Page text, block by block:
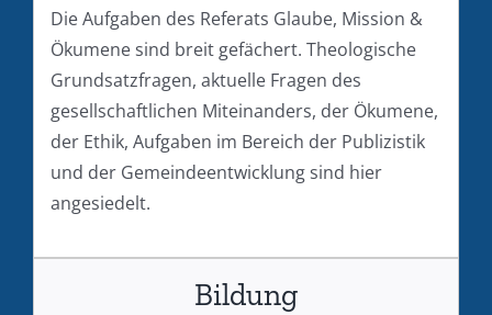
Die Aufgaben des Referats Glaube, Mission &
Ökumene sind breit gefächert. Theologische
Grundsatzfragen, aktuelle Fragen des
gesellschaftlichen Miteinanders, der Ökumene,
der Ethik, Aufgaben im Bereich der Publizistik
und der Gemeindeentwicklung sind hier
angesiedelt.
Bildung